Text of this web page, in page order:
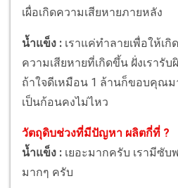
เผื่อเกิดความเสียหายภายหลัง
น้ำแข็ง : เราแค่ทำลายเพื่อให้เกิ
ความเสียหายที่เกิดขึ้น ฝั่งเรารั
ถ้าใจดีเหมือน 1 ล้านก็ขอบคุณม
เป็นก้อนคงไม่ไหว
วัตถุดิบช่วงที่มีปัญหา ผลิตกี่ที่ ?
น้ำแข็ง : เยอะมากครับ เรามีซับ
มากๆ ครับ